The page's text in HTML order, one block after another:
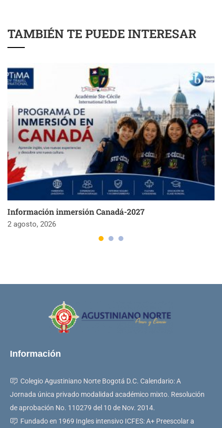
TAMBIÉN TE PUEDE INTERESAR
Información inmersión Canadá-2027
2 agosto, 2026
Información
Colegio Agustiniano Norte Bogotá D.C. Calendario: A
Jornada única privado modalidad académico mixto. Resolución
de aprobación No. 110279 del 10 de Nov. 2014.
Fundado en 1969 Ingles intensivo ICFES: A+ Preescolar a